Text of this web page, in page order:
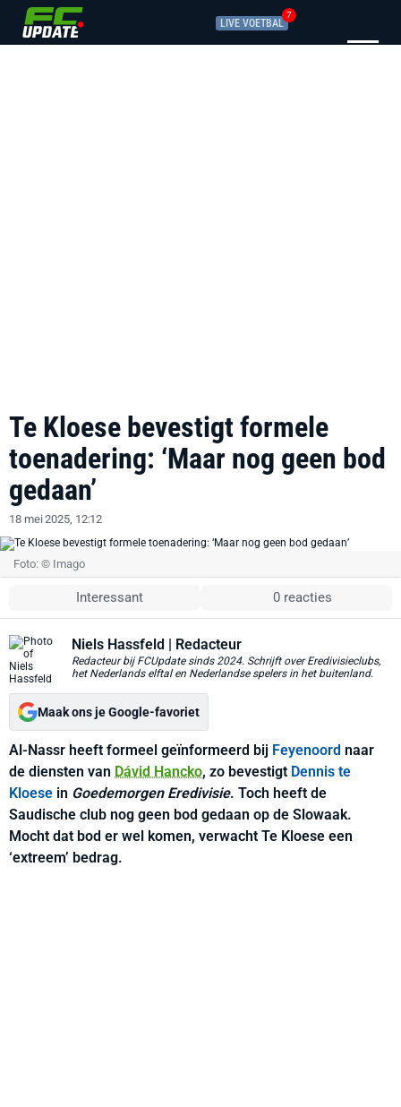
LIVE VOETBAL
7
Te Kloese bevestigt formele
toenadering: ‘Maar nog geen bod
gedaan’
18 mei 2025, 12:12
Foto: © Imago
Interessant 0 reacties
Niels Hassfeld | Redacteur
Redacteur bij FCUpdate sinds 2024. Schrijft over Eredivisieclubs,
het Nederlands elftal en Nederlandse spelers in het buitenland.
Maak ons je Google-favoriet
Al-Nassr heeft formeel geïnformeerd bij Feyenoord naar
de diensten van Dávid Hancko, zo bevestigt Dennis te
Kloese in Goedemorgen Eredivisie. Toch heeft de
Saudische club nog geen bod gedaan op de Slowaak.
Mocht dat bod er wel komen, verwacht Te Kloese een
‘extreem’ bedrag.